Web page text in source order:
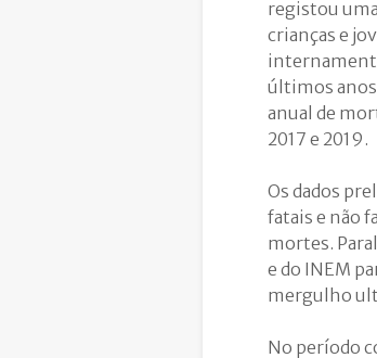
registou
crianças e
últimos anos
anual de
2017 e 2019.
Os dados
fatais e não
mortes.
e do INEM
mergulho
No período